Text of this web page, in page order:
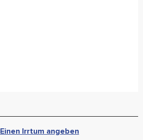
Einen Irrtum angeben